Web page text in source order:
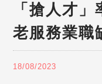
「搶人才
老服務業職
18/08/2023